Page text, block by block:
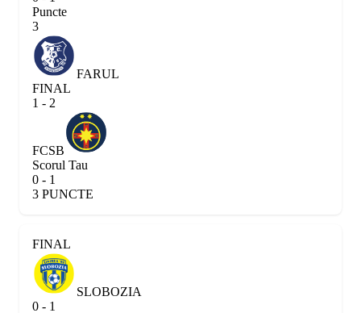
Puncte
3
FARUL
FINAL
1 - 2
FCSB
Scorul Tau
0 - 1
3 PUNCTE
FINAL
SLOBOZIA
0 - 1